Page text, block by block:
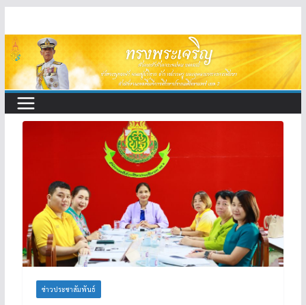
to
content
ข่าวประชาสัมพันธ์